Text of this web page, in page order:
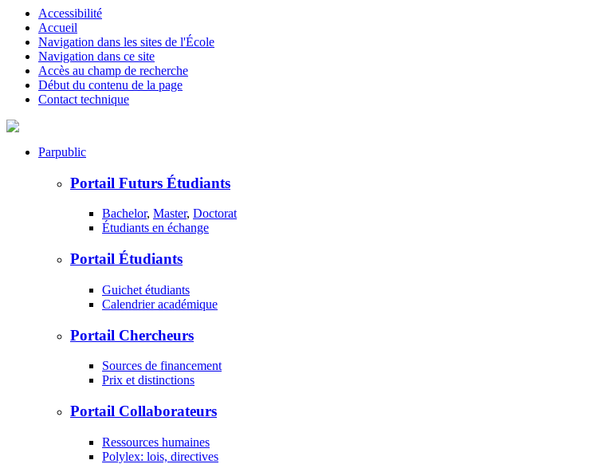
Accessibilité
Accueil
Navigation dans les sites de l'École
Navigation dans ce site
Accès au champ de recherche
Début du contenu de la page
Contact technique
Parpublic
Portail Futurs Étudiants
Bachelor, Master, Doctorat
Étudiants en échange
Portail Étudiants
Guichet étudiants
Calendrier académique
Portail Chercheurs
Sources de financement
Prix et distinctions
Portail Collaborateurs
Ressources humaines
Polylex: lois, directives